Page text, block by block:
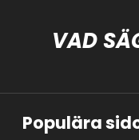
VAD
Populära